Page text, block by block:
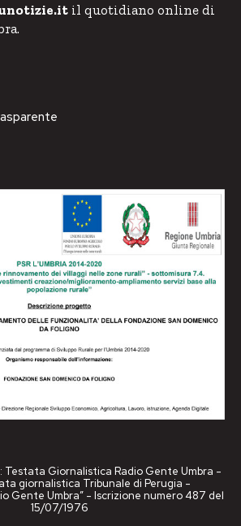
il quotidiano online di
Giornalistica Radio Gente Umbra -
giornalistica Tribunale di Perugia -
Gente Umbra” - Iscrizione numero 487 del
15/07/1976